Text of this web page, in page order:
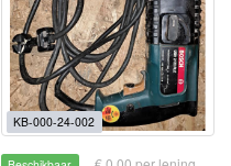
KB-000-24-002